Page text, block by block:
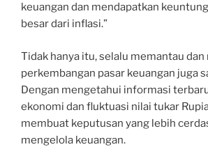
keuangan dan mendapatkan
besar dari inflasi.”
Tidak hanya itu, selalu memantau
perkembangan pasar keuangan juga
Dengan mengetahui informasi
ekonomi dan fluktuasi nilai tukar
membuat keputusan yang lebih
mengelola keuangan.